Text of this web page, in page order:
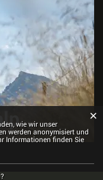
wie wir unser
werden anonymisiert und
Informationen finden Sie
×